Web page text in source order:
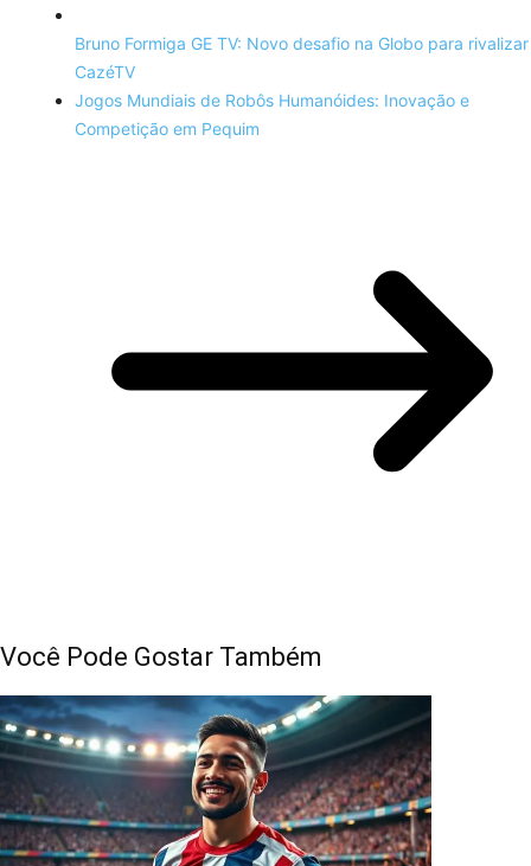
Bruno Formiga GE TV: Novo desafio na Globo para rivalizar
CazéTV
Jogos Mundiais de Robôs Humanóides: Inovação e
Competição em Pequim
Você Pode Gostar Também